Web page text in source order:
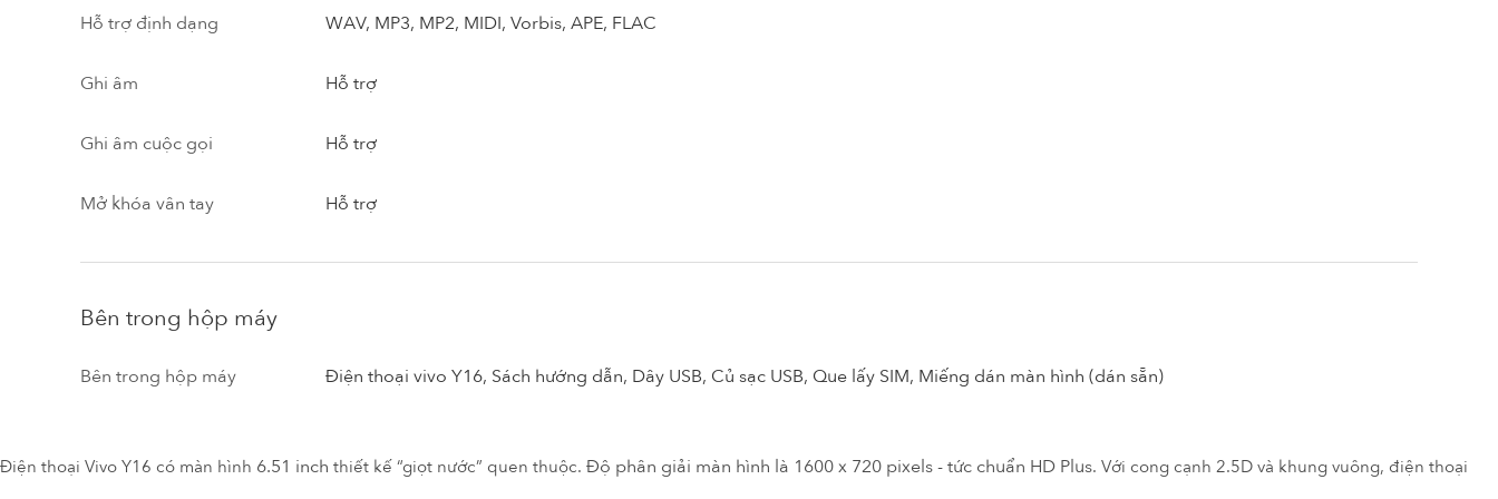
Hỗ trợ định dạng WAV, MP3, MP2, MIDI, Vorbis, APE, FLAC
Ghi âm Hỗ trợ
Ghi âm cuộc gọi Hỗ trợ
Mở khóa vân tay Hỗ trợ
Bên trong hộp máy
Bên trong hộp máy Điện thoại vivo Y16, Sách hướng dẫn, Dây USB, Củ sạc USB, Que lấy SIM, Miếng dán màn hình (dán sẵn)
Điện thoại Vivo Y16 có màn hình 6.51 inch thiết kế “giọt nước” quen thuộc. Độ phân giải màn hình là 1600 x 720 pixels - tức chuẩn HD Plus. Với cong cạnh 2.5D và khung vuông, điện thoại